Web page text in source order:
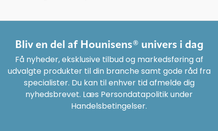
Bliv en del af Hounisens® univers i dag
Få nyheder, eksklusive tilbud og markedsføring af
udvalgte produkter til din branche samt gode råd fra
specialister. Du kan til enhver tid afmelde dig
nyhedsbrevet. Læs Persondatapolitik under
Handelsbetingelser.